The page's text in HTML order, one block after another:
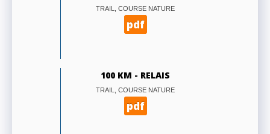
TRAIL, COURSE NATURE
pdf
100 KM - RELAIS
TRAIL, COURSE NATURE
pdf